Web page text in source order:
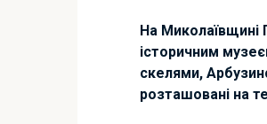
На Миколаївщині
історичним
скелями,
розташовані на